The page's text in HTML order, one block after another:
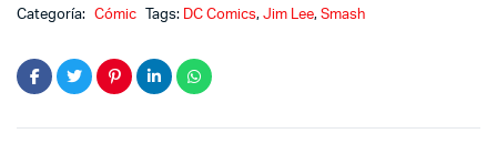
quantity
Categoría: Cómic Tags: DC Comics,Jim Lee, Smash